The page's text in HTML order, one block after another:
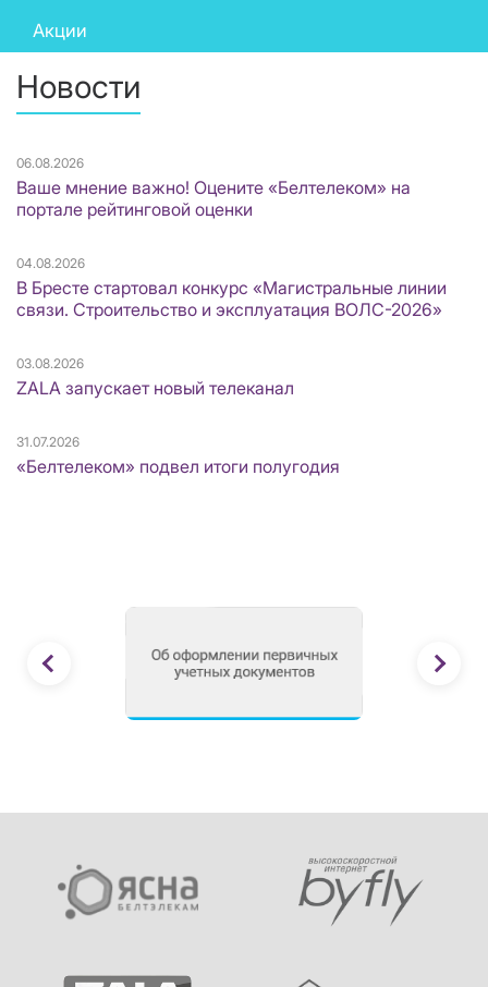
Акции
Новости
06.08.2026
Ваше мнение важно! Оцените «Белтелеком» на
портале рейтинговой оценки
04.08.2026
В Бресте стартовал конкурс «Магистральные линии
связи. Строительство и эксплуатация ВОЛС-2026»
03.08.2026
ZALA запускает новый телеканал
31.07.2026
«Белтелеком» подвел итоги полугодия